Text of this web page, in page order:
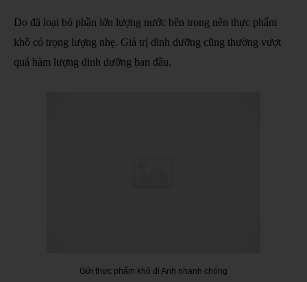
Do đã loại bỏ phần lớn lượng nước bên trong nên thực phẩm
khô có trọng lượng nhẹ. Giá trị dinh dưỡng cũng thường vượt
quá hàm lượng dinh dưỡng ban đầu.
Gửi thực phẩm khô đi Anh nhanh chóng